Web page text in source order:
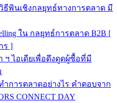
วิธีพินเชิงกลยุทธ์ทางการตลาด มี
ใน กลยุทธ์การตลาด B2B [
ร ]
ฯ ไอเดียเพื่อดึงดูดผู้ซื้อที่มี
ำการตลาดอย่างไร คำตอบจาก
CONNECT DAY